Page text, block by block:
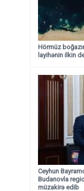
Hörmüz
layihənin ilkin
Ceyhun
Budanovla
müzakirə edib